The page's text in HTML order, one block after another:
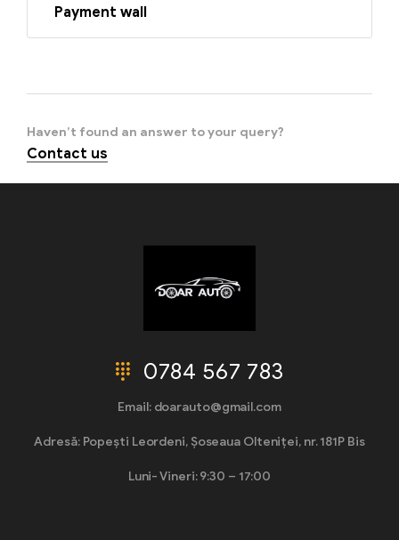
Haven’t found an answer to your query?
Contact us
Payment wall
0784 567 783
Email: doarauto@gmail.com
Adresă: Popești Leordeni, Șoseaua Olteniței, nr. 181P Bis
Luni- Vineri: 9:30 – 17:00